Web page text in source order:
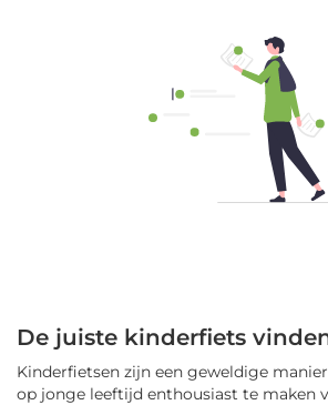
De juiste kinderfiets
Kinderfietsen zijn een geweldige
op jonge leeftijd enthousiast te maken